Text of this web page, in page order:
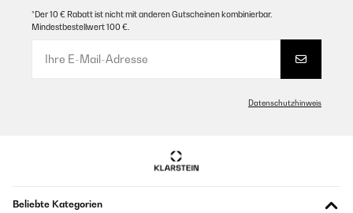
*Der 10 € Rabatt ist nicht mit anderen Gutscheinen kombinierbar.
Mindestbestellwert 100 €.
Datenschutzhinweis
Beliebte Kategorien